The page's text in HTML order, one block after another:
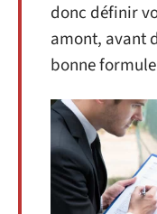
donc définir
amont, avant
bonne